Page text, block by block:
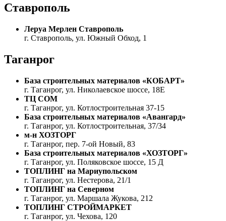
Ставрополь
Леруа Мерлен Ставрополь
г. Ставрополь, ул. Южный Обход, 1
Таганрог
База строительных материалов «КОБАРТ»
г. Таганрог, ул. Николаевское шоссе, 18Е
ТЦ СОМ
г. Таганрог, ул. Котлостроительная 37-15
База строительных материалов «Авангард»
г. Таганрог, ул. Котлостроительная, 37/34
м-н ХОЗТОРГ
г. Таганрог, пер. 7-ой Новый, 83
База строительных материалов «ХОЗТОРГ»
г. Таганрог, ул. Поляковское шоссе, 15 Д
ТОПЛИНГ на Мариупольском
г. Таганрог, ул. Нестерова, 21/1
ТОПЛИНГ на Северном
г. Таганрог, ул. Маршала Жукова, 212
ТОПЛИНГ СТРОЙМАРКЕТ
г. Таганрог, ул. Чехова, 120